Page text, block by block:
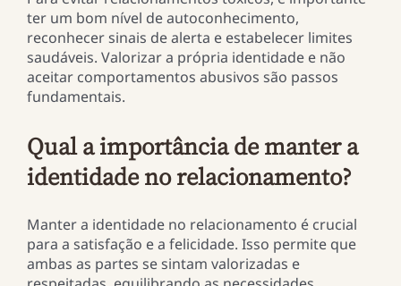
ter um bom nível de autoconhecimento,
reconhecer sinais de alerta e estabelecer limites
saudáveis. Valorizar a própria identidade e não
aceitar comportamentos abusivos são passos
fundamentais.
Qual a importância de manter a
identidade no relacionamento?
Manter a identidade no relacionamento é crucial
para a satisfação e a felicidade. Isso permite que
ambas as partes se sintam valorizadas e